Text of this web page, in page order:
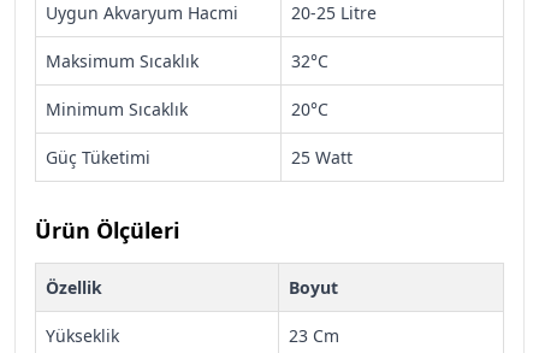
Uygun Akvaryum Hacmi 20-25 Litre
Maksimum Sıcaklık 32°C
Minimum Sıcaklık 20°C
Güç Tüketimi 25 Watt
Ürün Ölçüleri
Özellik Boyut
Yükseklik 23 Cm